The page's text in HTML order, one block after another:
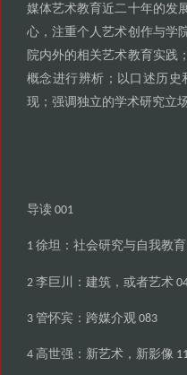
媒体艺术教育近二十年的发
心， 注重个人艺术创作与学
院内外的相关艺术教育实践；
概念进行辨析 ； 以口述历史
现； 强调独立的学术研究立
导读001
1 徐坦： 社会研究与自我教育
2 李巨川 ： 建筑， 或者艺术
3 管怀宾： 跨媒介观083
4 高世强： 新艺术， 新影像